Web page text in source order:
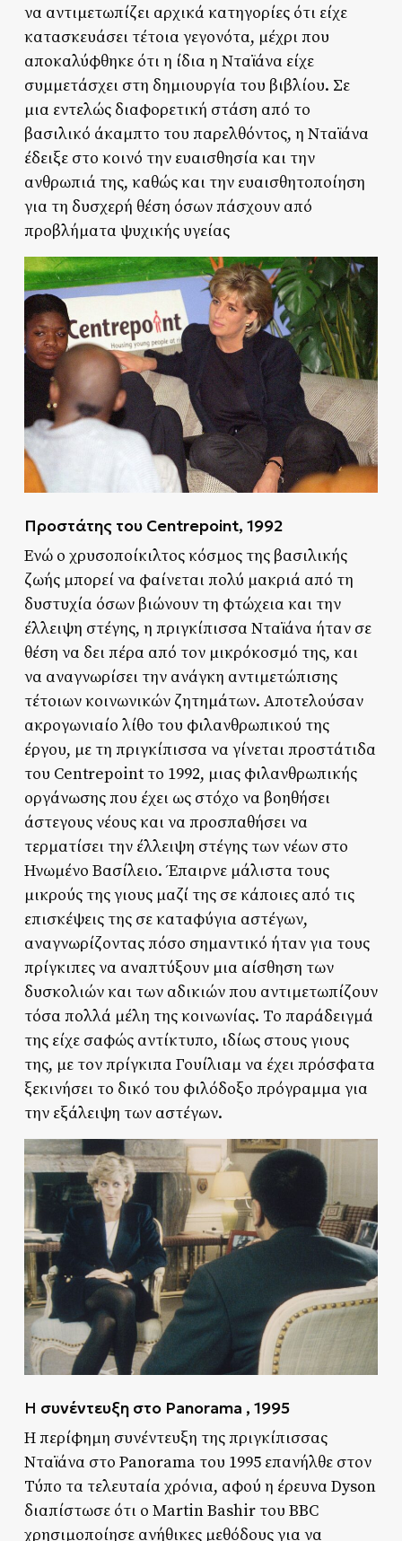
να αντιμετωπίζει αρχικά κατηγορίες ότι είχε
κατασκευάσει τέτοια γεγονότα, μέχρι που
αποκαλύφθηκε ότι η ίδια η Νταϊάνα είχε
συμμετάσχει στη δημιουργία του βιβλίου. Σε
μια εντελώς διαφορετική στάση από το
βασιλικό άκαμπτο του παρελθόντος, η Νταϊάνα
έδειξε στο κοινό την ευαισθησία και την
ανθρωπιά της, καθώς και την ευαισθητοποίηση
για τη δυσχερή θέση όσων πάσχουν από
προβλήματα ψυχικής υγείας
Προστάτης του Centrepoint, 1992
Ενώ ο χρυσοποίκιλτος κόσμος της βασιλικής
ζωής μπορεί να φαίνεται πολύ μακριά από τη
δυστυχία όσων βιώνουν τη φτώχεια και την
έλλειψη στέγης, η πριγκίπισσα Νταϊάνα ήταν σε
θέση να δει πέρα από τον μικρόκοσμό της, και
να αναγνωρίσει την ανάγκη αντιμετώπισης
τέτοιων κοινωνικών ζητημάτων. Αποτελούσαν
ακρογωνιαίο λίθο του φιλανθρωπικού της
έργου, με τη πριγκίπισσα να γίνεται προστάτιδα
του Centrepoint το 1992, μιας φιλανθρωπικής
οργάνωσης που έχει ως στόχο να βοηθήσει
άστεγους νέους και να προσπαθήσει να
τερματίσει την έλλειψη στέγης των νέων στο
Ηνωμένο Βασίλειο. Έπαιρνε μάλιστα τους
μικρούς της γιους μαζί της σε κάποιες από τις
επισκέψεις της σε καταφύγια αστέγων,
αναγνωρίζοντας πόσο σημαντικό ήταν για τους
πρίγκιπες να αναπτύξουν μια αίσθηση των
δυσκολιών και των αδικιών που αντιμετωπίζουν
τόσα πολλά μέλη της κοινωνίας. Το παράδειγμά
της είχε σαφώς αντίκτυπο, ιδίως στους γιους
της, με τον πρίγκιπα Γουίλιαμ να έχει πρόσφατα
ξεκινήσει το δικό του φιλόδοξο πρόγραμμα για
την εξάλειψη των αστέγων.
Η συνέντευξη στο Panorama , 1995
Η περίφημη συνέντευξη της πριγκίπισσας
Νταϊάνα στο Panorama του 1995 επανήλθε στον
Τύπο τα τελευταία χρόνια, αφού η έρευνα Dyson
διαπίστωσε ότι ο Martin Bashir του BBC
χρησιμοποίησε ανήθικες μεθόδους για να